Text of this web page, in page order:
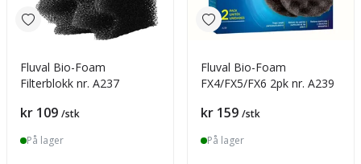
Fluval Bio-Foam
Filterblokk nr. A237
Pris
kr 109 /stk
På lager
Fluval Bio-Foam
FX4/FX5/FX6 2pk nr. A239
Pris
kr 159 /stk
På lager